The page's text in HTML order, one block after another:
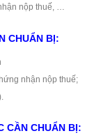
nộp thuế, …
CHUẨN BỊ:
nhận nộp thuế;
CẦN CHUẨN BỊ: